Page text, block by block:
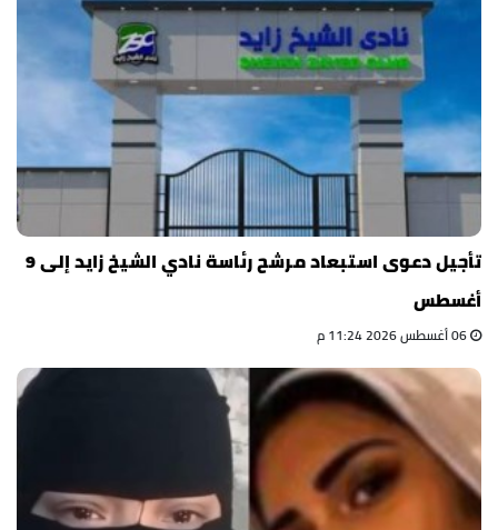
تأجيل دعوى استبعاد مرشح رئاسة نادي الشيخ زايد إلى 9
أغسطس